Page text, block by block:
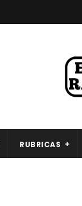
RUBRICAS